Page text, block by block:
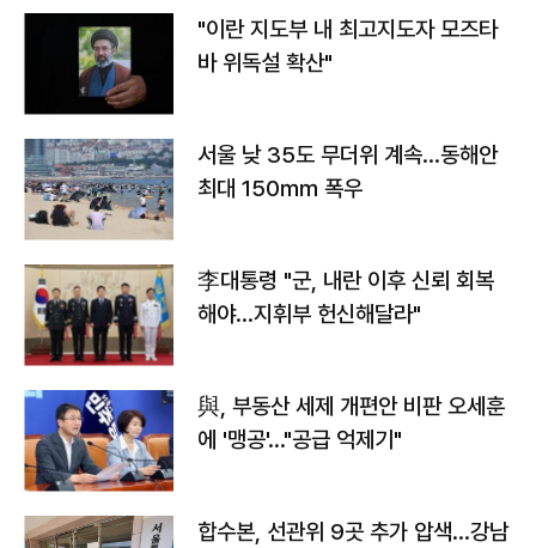
"이란 지도부 내 최고지도자 모즈타
바 위독설 확산"
서울 낮 35도 무더위 계속…동해안
최대 150㎜ 폭우
李대통령 "군, 내란 이후 신뢰 회복
해야…지휘부 헌신해달라"
與, 부동산 세제 개편안 비판 오세훈
에 '맹공'…"공급 억제기"
합수본, 선관위 9곳 추가 압색…강남